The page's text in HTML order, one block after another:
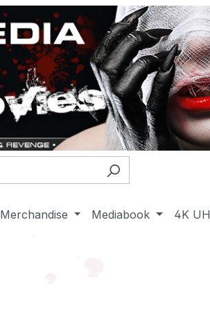
Merchandise Mediabook 4K